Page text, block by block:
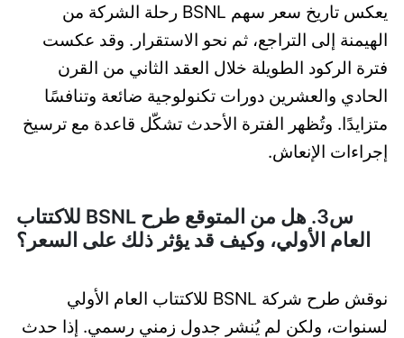
يعكس تاريخ سعر سهم BSNL رحلة الشركة من
الهيمنة إلى التراجع، ثم نحو الاستقرار. وقد عكست
فترة الركود الطويلة خلال العقد الثاني من القرن
الحادي والعشرين دورات تكنولوجية ضائعة وتنافسًا
متزايدًا. وتُظهر الفترة الأحدث تشكّل قاعدة مع ترسيخ
إجراءات الإنعاش.
س3. هل من المتوقع طرح BSNL للاكتتاب
العام الأولي، وكيف قد يؤثر ذلك على السعر؟
نوقش طرح شركة BSNL للاكتتاب العام الأولي
لسنوات، ولكن لم يُنشر جدول زمني رسمي. إذا حدث